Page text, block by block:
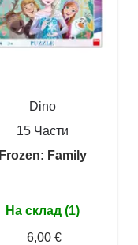
Dino
15 Части
Frozen: Family
На склад (1)
6,00 €